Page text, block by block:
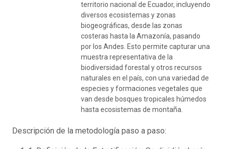
territorio nacional de Ecuador, incluyendo
diversos ecosistemas y zonas
biogeográficas, desde las zonas
costeras hasta la Amazonía, pasando
por los Andes. Esto permite capturar una
muestra representativa de la
biodiversidad forestal y otros recursos
naturales en el país, con una variedad de
especies y formaciones vegetales que
van desde bosques tropicales húmedos
hasta ecosistemas de montaña.
Descripción de la metodología paso a paso: